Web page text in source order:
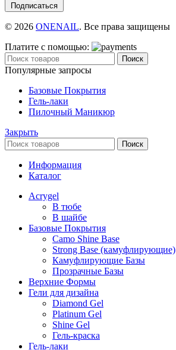
Подписаться
© 2026 ONENAIL. Все права защищены
Платите с помощью:
Поиск
Популярные запросы
Базовые Покрытия
Гель-лаки
Пилочный Маникюр
Закрыть
Поиск
Информация
Каталог
Acrygel
В тюбе
В шайбе
Базовые Покрытия
Camo Shine Base
Strong Base (камуфлирующие)
Камуфлирующие Базы
Прозрачные Базы
Верхние Формы
Гели для дизайна
Diamond Gel
Platinum Gel
Shine Gel
Гель-краска
Гель-лаки